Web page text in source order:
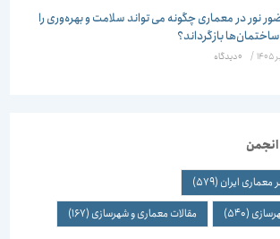
در معماری چگونه می تواند سلامت و بهره‌وری را
بازگرداند؟
/ ۰ دیدگاه
ایران(579)
(540) مقالات معماری و شهرسازی(167)